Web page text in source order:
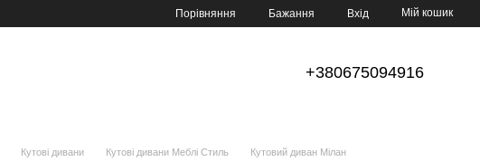
Порівняння Бажання Вхід Мій кошик
+380675094916
Кутові дивани Кутові дивани Меблі Стиль Кутовий диван Мілан